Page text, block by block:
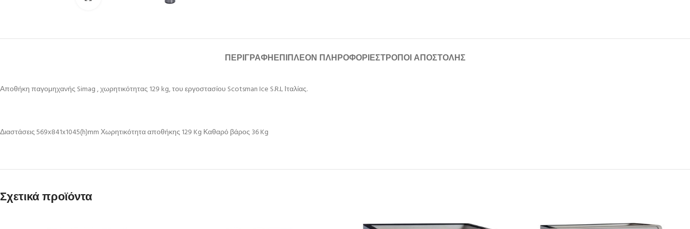
ΠΕΡΙΓΡΑΦΉΕΠΙΠΛΈΟΝ ΠΛΗΡΟΦΟΡΊΕΣΤΡΌΠΟΙ ΑΠΟΣΤΟΛΉΣ
Αποθήκη παγομηχανής Simag , χωρητικότητας 129 kg, του εργοστασίου Scotsman Ice S.R.L Ιταλίας.
Διαστάσεις 569x841x1045(h)mm Χωρητικότητα αποθήκης 129 Kg Καθαρό βάρος 36 Kg
Σχετικά προϊόντα